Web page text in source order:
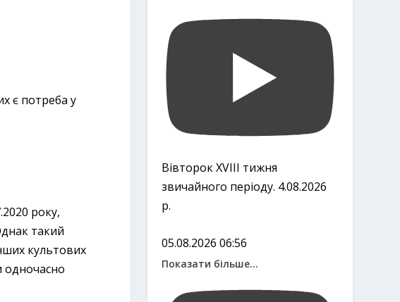
є потреба у
року,
такий
культових
одночасно
Вівторок ХVІІІ тижня
звичайного періоду. 4.08.2026
р.
05.08.2026 06:56
Показати більше...